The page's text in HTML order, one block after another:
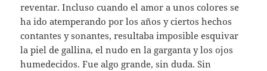
reventar. Incluso cuando el amor a unos colores se
ha ido atemperando por los años y ciertos hechos
contantes y sonantes, resultaba imposible esquivar
la piel de gallina, el nudo en la garganta y los ojos
humedecidos. Fue algo grande, sin duda. Sin